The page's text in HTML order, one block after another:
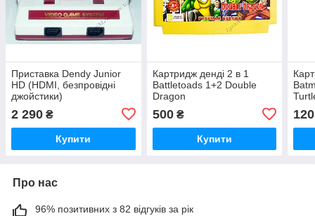
Приставка Dendy Junior
HD (HDMI, безпровідні
джойстики)
2 290 ₴
Купити
Картридж денді 2 в 1
Battletoads 1+2 Double
Dragon
500₴
Купити
120
Про нас
96% позитивних з 82 відгуків за рік